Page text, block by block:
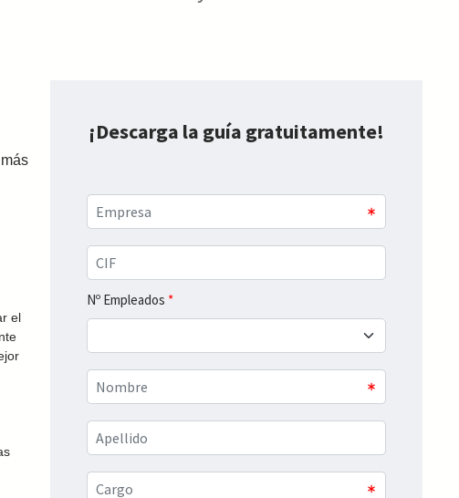
el
¡Descarga la guía gratuitamente!
Nº Empleados *